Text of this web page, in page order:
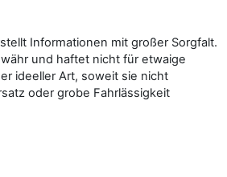
Informationen mit großer Sorgfalt.
und haftet nicht für etwaige
ideeller Art, soweit sie nicht
oder grobe Fahrlässigkeit